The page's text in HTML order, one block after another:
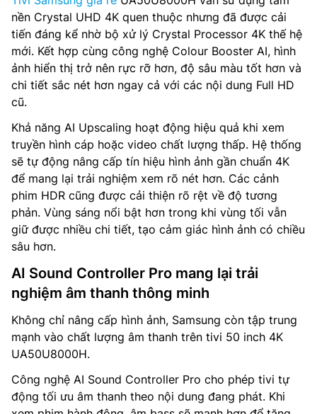
nền Crystal UHD 4K quen thuộc nhưng đã được cải
tiến đáng kể nhờ bộ xử lý Crystal Processor 4K thế hệ
mới. Kết hợp cùng công nghệ Colour Booster AI, hình
ảnh hiển thị trở nên rực rỡ hơn, độ sâu màu tốt hơn và
chi tiết sắc nét hơn ngay cả với các nội dung Full HD
cũ.
Khả năng AI Upscaling hoạt động hiệu quả khi xem
truyền hình cáp hoặc video chất lượng thấp. Hệ thống
sẽ tự động nâng cấp tín hiệu hình ảnh gần chuẩn 4K
để mang lại trải nghiệm xem rõ nét hơn. Các cảnh
phim HDR cũng được cải thiện rõ rệt về độ tương
phản. Vùng sáng nổi bật hơn trong khi vùng tối vẫn
giữ được nhiều chi tiết, tạo cảm giác hình ảnh có chiều
sâu hơn.
AI Sound Controller Pro mang lại trải
nghiệm âm thanh thông minh
Không chỉ nâng cấp hình ảnh, Samsung còn tập trung
mạnh vào chất lượng âm thanh trên tivi 50 inch 4K
UA50U8000H.
Công nghệ AI Sound Controller Pro cho phép tivi tự
động tối ưu âm thanh theo nội dung đang phát. Khi